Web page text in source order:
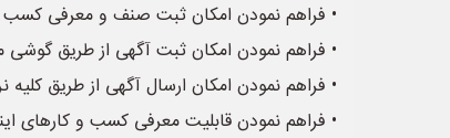
• فراهم نمودن امکان ثبت صنف و معرفی کسب
• فراهم نمودن امکان ثبت آگهی از طریق گوشی
• فراهم نمودن امکان ارسال آگهی از طریق کلیه
• فراهم نمودن قابلیت معرفی کسب و کارهای